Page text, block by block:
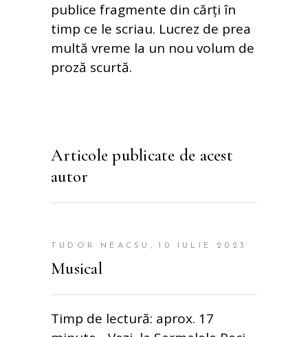
publice fragmente din cărți în
timp ce le scriau. Lucrez de prea
multă vreme la un nou volum de
proză scurtă.
Articole publicate de acest
autor
TUDOR NEACSU 10 IULIE 2023
Musical
Timp de lectură: aprox. 17